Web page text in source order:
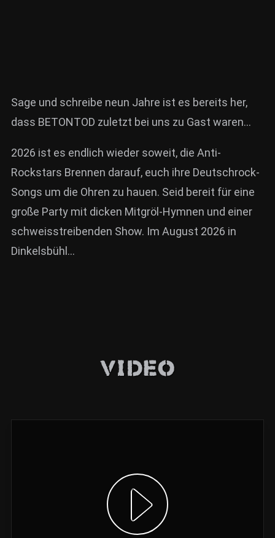
Sage und schreibe neun Jahre ist es bereits her,
dass BETONTOD zuletzt bei uns zu Gast waren…
2026 ist es endlich wieder soweit, die Anti-
Rockstars Brennen darauf, euch ihre Deutschrock-
Songs um die Ohren zu hauen. Seid bereit für eine
große Party mit dicken Mitgröl-Hymnen und einer
schweisstreibenden Show. Im August 2026 in
Dinkelsbühl…
Video
Video anzeigen